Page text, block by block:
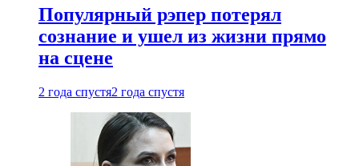
Популярный рэпер потерял
сознание и ушел из жизни прямо
на сцене
2 года спустя2 года спустя